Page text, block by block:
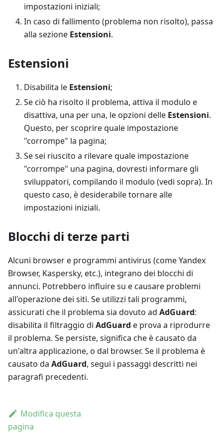
impostazioni iniziali;
In caso di fallimento (problema non risolto), passa
alla sezione Estensioni.
Estensioni
Disabilita le Estensioni;
Se ciò ha risolto il problema, attiva il modulo e
disattiva, una per una, le opzioni delle Estensioni.
Questo, per scoprire quale impostazione
"corrompe" la pagina;
Se sei riuscito a rilevare quale impostazione
"corrompe" una pagina, dovresti informare gli
sviluppatori, compilando il modulo (vedi sopra). In
questo caso, è desiderabile tornare alle
impostazioni iniziali.
Blocchi di terze parti
Alcuni browser e programmi antivirus (come Yandex
Browser, Kaspersky, etc.), integrano dei blocchi di
annunci. Potrebbero influire su e causare problemi
all'operazione dei siti. Se utilizzi tali programmi,
assicurati che il problema sia dovuto ad AdGuard:
disabilita il filtraggio di AdGuard e prova a riprodurre
il problema. Se persiste, significa che è causato da
un'altra applicazione, o dal browser. Se il problema è
causato da AdGuard, segui i passaggi descritti nei
paragrafi precedenti.
Modifica questa
pagina